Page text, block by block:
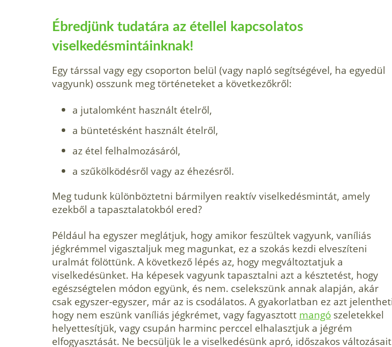
Ébredjünk tudatára az étellel kapcsolatos
viselkedésmintáinknak!
Egy társsal vagy egy csoporton belül (vagy napló segítségével, ha egyedül
vagyunk) osszunk meg történeteket a következőkről:
a jutalomként használt ételről,
a büntetésként használt ételről,
az étel felhalmozásáról,
a szűkölködésről vagy az éhezésről.
Meg tudunk különböztetni bármilyen reaktív viselkedésmintát, amely
ezekből a tapasztalatokból ered?
Például ha egyszer meglátjuk, hogy amikor feszültek vagyunk, vaníliás
jégkrémmel vigasztaljuk meg magunkat, ez a szokás kezdi elveszíteni
uralmát fölöttünk. A következő lépés az, hogy megváltoztatjuk a
viselkedésünket. Ha képesek vagyunk tapasztalni azt a késztetést, hogy
egészségtelen módon együnk, és nem. cselekszünk annak alapján, akár
csak egyszer-egyszer, már az is csodálatos. A gyakorlatban ez azt
hogy nem eszünk vaníliás jégkrémet, vagy fagyasztott mangó szeletekkel
helyettesítjük, vagy csupán harminc perccel elhalasztjuk a jégrém
elfogyasztását. Ne becsüljük le a viselkedésünk apró, időszakos